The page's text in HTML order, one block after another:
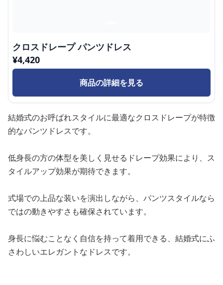
クロスドレープ パンツドレス
¥4,420
商品の詳細を見る
結婚式のお呼ばれスタイルに最適なクロスドレープが特徴
的なパンツドレスです。
低身長の方の体型を美しく見せるドレープ効果により、ス
タイルアップ効果が期待できます。
式場での上品な装いを演出しながら、パンツスタイルなら
ではの動きやすさも確保されています。
身長に悩むことなく自信を持って着用できる、結婚式にふ
さわしいエレガントなドレスです。